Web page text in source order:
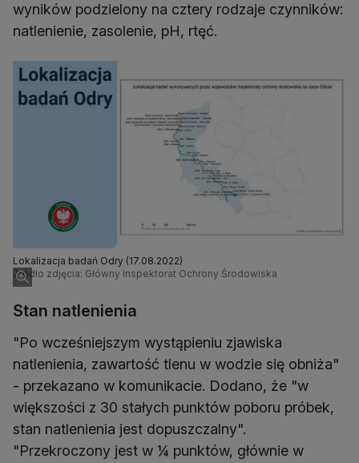
wyników podzielony na cztery rodzaje czynników:
natlenienie, zasolenie, pH, rtęć.
Lokalizacja badań Odry (17.08.2022)
Źródło zdjęcia: Główny Inspektorat Ochrony Środowiska
Stan natlenienia
"Po wcześniejszym wystąpieniu zjawiska
natlenienia, zawartość tlenu w wodzie się obniża"
- przekazano w komunikacie. Dodano, że "w
większości z 30 stałych punktów poboru próbek,
stan natlenienia jest dopuszczalny".
"Przekroczony jest w ¼ punktów, głównie w